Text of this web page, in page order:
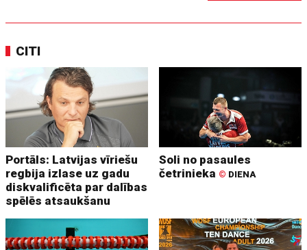
CITI
Portāls: Latvijas vīriešu
regbija izlase uz gadu
diskvalificēta par dalības
spēlēs atsaukšanu
Soli no pasaules
četrinieka © DIENA